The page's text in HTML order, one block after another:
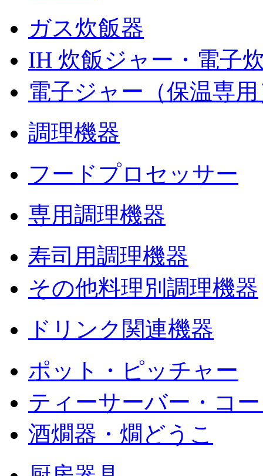
ガス炊飯器
IH 炊飯ジャー・電子
電子ジャー（保温専
調理機器
フードプロセッサー
専用調理機器
寿司用調理機器
その他料理別調理機器
ドリンク関連機器
ポット・ピッチャー
ティーサーバー・コ
酒燗器・燗どうこ